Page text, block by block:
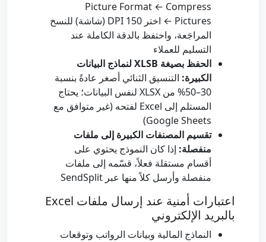
Picture Format ← Compress
Pictures ← اختر 150 DPI (شاشة) للنسخ
المراجَعة، واحتفظ بالدقة الكاملة عند
التسليم للعملاء
الحفظ بصيغة XLSB لنماذج البيانات
الكبيرة: التنسيق الثنائي أصغر عادةً بنسبة
30–50% من XLSX لنفس البيانات؛ يحتاج
المستلم إلى Excel لفتحه (غير متوافق مع
Google Sheets)
تقسيم المصنفات الكبيرة إلى ملفات
منفصلة: إذا كان النموذج يحتوي على
أقسام مستقلة فعلاً، قسّمه إلى ملفات
منفصلة وأرسل كلاً منها عبر SendSplit
اعتبارات أمنية عند إرسال ملفات Excel
بالبريد الإلكتروني
النماذج المالية وبيانات الرواتب وتوقعات